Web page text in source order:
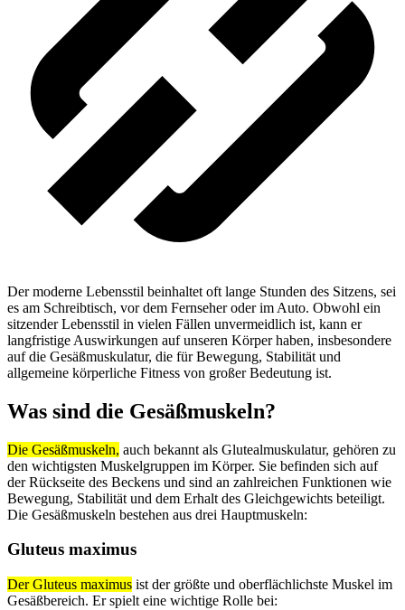
Der moderne Lebensstil beinhaltet oft lange Stunden des Sitzens, sei
es am Schreibtisch, vor dem Fernseher oder im Auto. Obwohl ein
sitzender Lebensstil in vielen Fällen unvermeidlich ist, kann er
langfristige Auswirkungen auf unseren Körper haben, insbesondere
auf die Gesäßmuskulatur, die für Bewegung, Stabilität und
allgemeine körperliche Fitness von großer Bedeutung ist.
Was sind die Gesäßmuskeln?
Die Gesäßmuskeln, auch bekannt als Glutealmuskulatur, gehören zu
den wichtigsten Muskelgruppen im Körper. Sie befinden sich auf
der Rückseite des Beckens und sind an zahlreichen Funktionen wie
Bewegung, Stabilität und dem Erhalt des Gleichgewichts beteiligt.
Die Gesäßmuskeln bestehen aus drei Hauptmuskeln:
Gluteus maximus
Der Gluteus maximus ist der größte und oberflächlichste Muskel im
Gesäßbereich. Er spielt eine wichtige Rolle bei: